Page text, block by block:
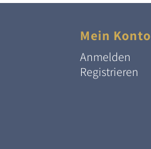
Mein Konto
Anmelden
Registrieren